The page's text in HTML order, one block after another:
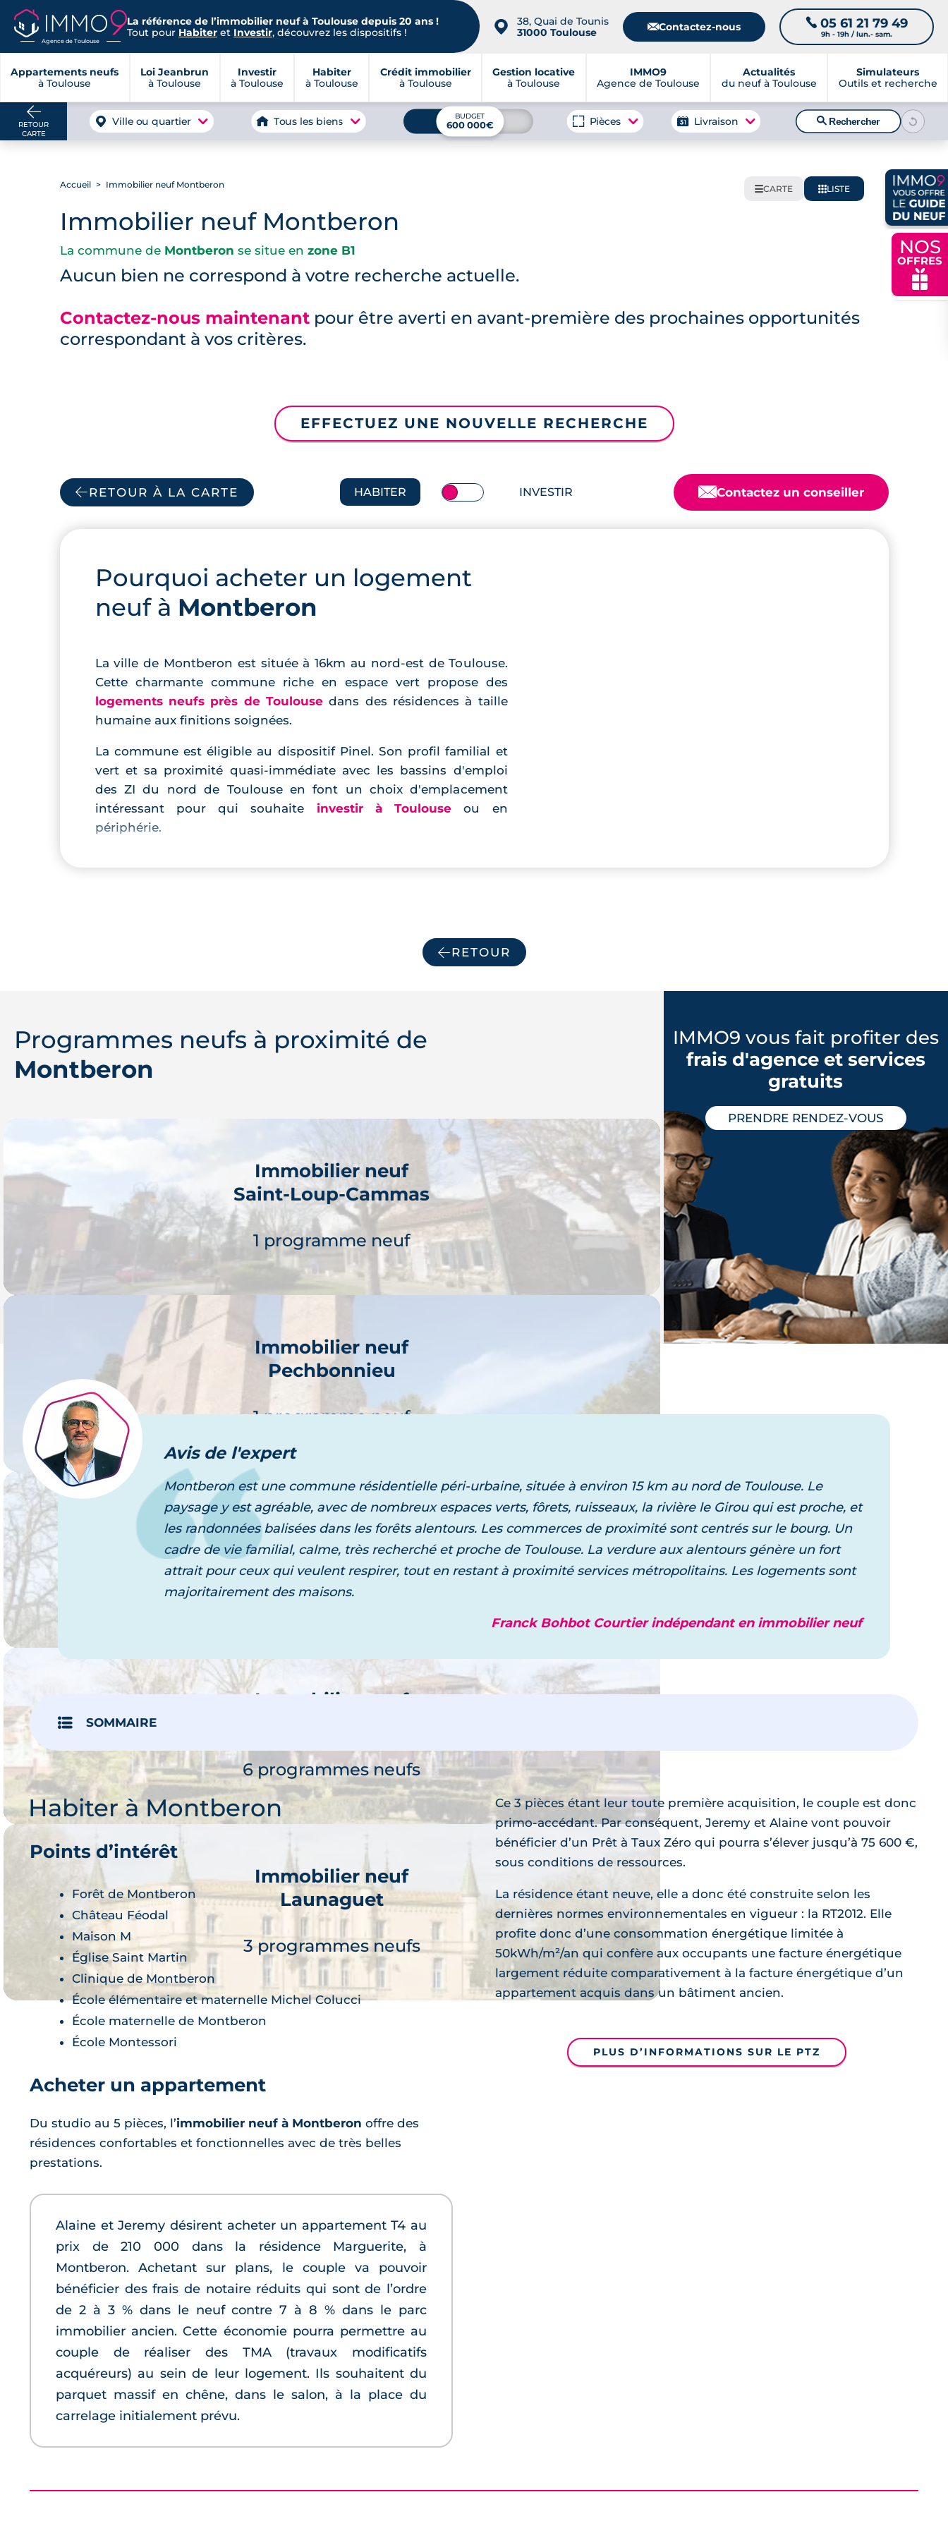
Agence de Toulouse
La référence de l’immobilier neuf à Toulouse depuis 20 ans !
Tout pour Habiter et Investir, découvrez les dispositifs ! 📍
38, Quai de Tounis
31000 Toulouse
📧Contactez-nous 📞 05 61 21 79 49
9h - 19h / lun.- sam.
Appartements neufs
à Toulouse
Loi Jeanbrun
à Toulouse
Investir
à Toulouse
Habiter
à Toulouse
Crédit immobilier
à Toulouse
Gestion locative
à Toulouse
IMMO9
Agence de Toulouse
Actualités
du neuf à Toulouse
Simulateurs
Outils et recherche
NOS
OFFRES
🎁
RETOUR
CARTE
Ville ou quartier Tous les biens BUDGET
600 000€ Pièces Livraison 🔍Rechercher
🌍CARTE 📋LISTE
Accueil Immobilier neuf Montberon
Immobilier neuf Montberon
La commune de Montberon se situe en zone B1
Aucun bien ne correspond à votre recherche actuelle.
Contactez-nous maintenantpour être averti en avant-première des prochaines opportunités
correspondant à vos critères.
EFFECTUEZ UNE NOUVELLE RECHERCHE
RETOUR À LA CARTE HABITER INVESTIR 📧Contactez un conseiller
Pourquoi acheter un logement
neuf à Montberon
La ville de Montberon est située à 16km au nord-est de Toulouse.
Cette charmante commune riche en espace vert propose des
logements neufs près de Toulousedans des résidences à taille
humaine aux finitions soignées.
La commune est éligible au dispositif Pinel. Son profil familial et
vert et sa proximité quasi-immédiate avec les bassins d'emploi
des ZI du nord de Toulouse en font un choix d'emplacement
intéressant pour qui souhaite investir à Toulouse ou en
périphérie.
RETOUR
Programmes neufs à proximité de
Montberon
Immobilier neuf
Saint-Loup-Cammas
1 programme neuf
Je découvre
Immobilier neuf
Pechbonnieu
1 programme neuf
Je découvre
Immobilier neuf
Gratentour
2 programmes neufs
Immobilier neuf
6 programmes neufs
Je découvre
Immobilier neuf
Launaguet
3 programmes neufs
IMMO9 vous fait profiter des
frais d'agence et services
gratuits
PRENDRE RENDEZ-VOUS
un expert vous accompagne dans
Avisde l'expert
Montberon est une commune résidentielle péri-urbaine, située à environ 15 km au nord de Toulouse. Le
paysage y est agréable, avec de nombreux espaces verts, fôrets, ruisseaux, la rivière le Girou qui est proche, et
les randonnées balisées dans les forêts alentours. Les commerces de proximité sont centrés sur le bourg. Un
cadre de vie familial, calme, très recherché et proche de Toulouse. La verdure aux alentours génère un fort
attrait pour ceux qui veulent respirer, tout en restant à proximité services métropolitains. Les logements sont
majoritairement des maisons.
Franck Bohbot Courtier indépendant en immobilier neuf
SOMMAIRE
Habiter à Montberon
Points d’intérêt
Forêt de Montberon
Château Féodal
Maison M
Église Saint Martin
Clinique de Montberon
École élémentaire et maternelle Michel Colucci
École maternelle de Montberon
École Montessori
Acheter un appartement
Du studio au 5 pièces, l’immobilier neuf à Montberon offre des
résidences confortables et fonctionnelles avec de très belles
prestations.
Alaine et Jeremy désirent acheter un appartement T4 au
prix de 210 000 dans la résidence Marguerite, à
Montberon. Achetant sur plans, le couple va pouvoir
bénéficier des frais de notaire réduits qui sont de l’ordre
de 2 à 3 % dans le neuf contre 7 à 8 % dans le parc
immobilier ancien. Cette économie pourra permettre au
couple de réaliser des TMA (travaux modificatifs
acquéreurs) au sein de leur logement. Ils souhaitent du
parquet massif en chêne, dans le salon, à la place du
carrelage initialement prévu.
Ce 3 pièces étant leur toute première acquisition, le couple est donc
primo-accédant. Par conséquent, Jeremy et Alaine vont pouvoir
bénéficier d’un Prêt à Taux Zéro qui pourra s’élever jusqu’à 75 600 €,
sous conditions de ressources.
La résidence étant neuve, elle a donc été construite selon les
dernières normes environnementales en vigueur : la RT2012. Elle
profite donc d’une consommation énergétique limitée à
50kWh/m²/an qui confère aux occupants une facture énergétique
largement réduite comparativement à la facture énergétique d’un
appartement acquis dans un bâtiment ancien.
PLUS D’INFORMATIONS SUR LE PTZ